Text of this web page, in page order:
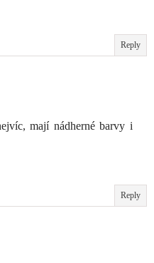
Reply
mají nádherné barvy i
Reply